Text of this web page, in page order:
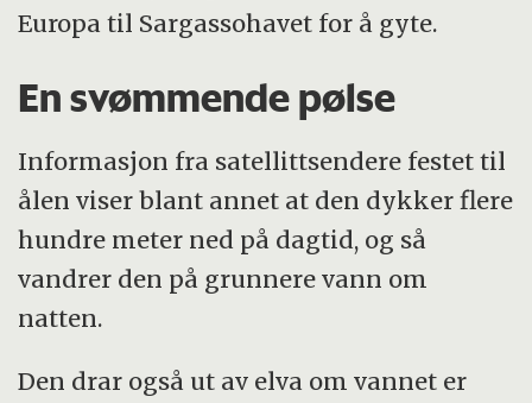
Europa til Sargassohavet for å gyte.
En svømmende pølse
Informasjon fra satellittsendere festet til
ålen viser blant annet at den dykker flere
hundre meter ned på dagtid, og så
vandrer den på grunnere vann om
natten.
Den drar også ut av elva om vannet er